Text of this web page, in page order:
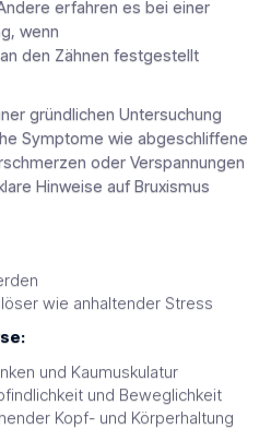
erfahren es bei einer
wenn
den Zähnen festgestellt
gründlichen Untersuchung
Symptome wie abgeschliffene
oder Verspannungen
Hinweise auf Bruxismus
wie anhaltender Stress
und Kaumuskulatur
und Beweglichkeit
Kopf- und Körperhaltung